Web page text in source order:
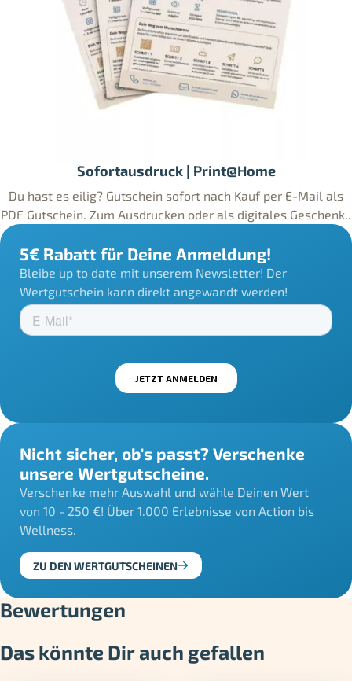
Sofortausdruck | Print@Home
Du hast es eilig? Gutschein sofort nach Kauf per E-Mail als
PDF Gutschein. Zum Ausdrucken oder als digitales Geschenk..
5€ Rabatt für Deine Anmeldung!
Bleibe up to date mit unserem Newsletter! Der
Wertgutschein kann direkt angewandt werden!
Nicht sicher, ob's passt? Verschenke
unsere Wertgutscheine.
Verschenke mehr Auswahl und wähle Deinen Wert
von 10 - 250 €! Über 1.000 Erlebnisse von Action bis
Wellness.
ZU DEN WERTGUTSCHEINEN
Bewertungen
Das könnte Dir auch gefallen